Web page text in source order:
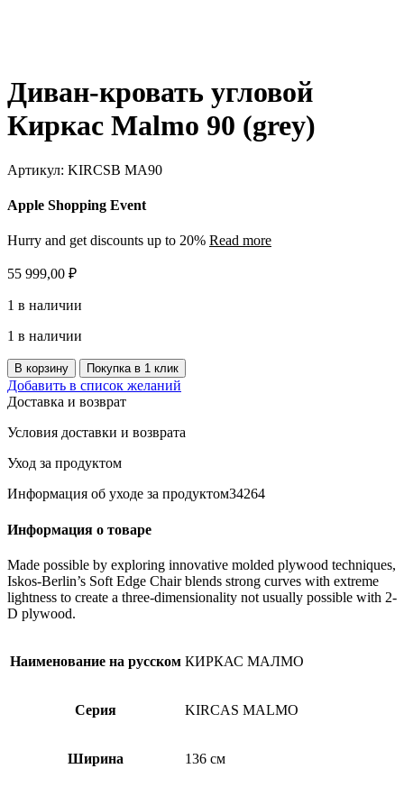
Диван-кровать угловой
Киркас Malmo 90 (grey)
Артикул: KIRCSB MА90
Apple Shopping Event
Hurry and get discounts up to 20% Read more
55 999,00 ₽
1 в наличии
1 в наличии
Количество
товара
Диван-
кровать
угловой
Malmo
(grey)
В корзину Покупка в 1 клик
Добавить в список желаний
Доставка и возврат
Условия доставки и возврата
Уход за продуктом
Информация об уходе за продуктом34264
Информация о товаре
Made possible by exploring innovative molded plywood techniques,
Iskos-Berlin’s Soft Edge Chair blends strong curves with extreme
lightness to create a three-dimensionality not usually possible with 2-
D plywood.
Наименование на русском КИРКАС МАЛМО
Серия KIRCAS MALMO
Ширина 136 см